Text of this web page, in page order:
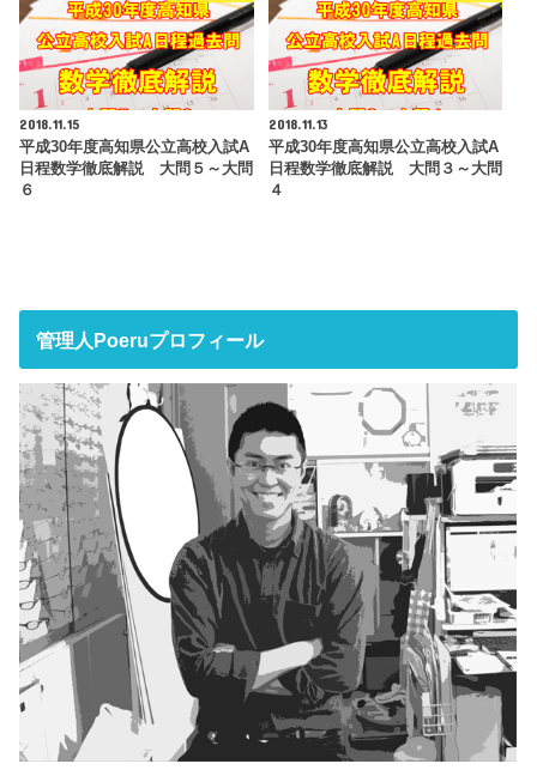
2018.11.15
平成30年度高知県公立高校入試A
日程数学徹底解説 大問５～大問
６
2018.11.13
平成30年度高知県公立高校入試A
日程数学徹底解説 大問３～大問
４
管理人Poeruプロフィール